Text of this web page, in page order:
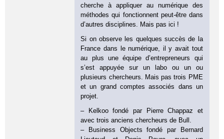
cherche à appliquer au numérique des
méthodes qui fonctionnent peut-être dans
d’autres disciplines. Mais pas ici !
Si on observe les quelques succès de la
France dans le numérique, il y avait tout
au plus une équipe d’entrepreneurs qui
s’est appuyée sur un labo ou un ou
plusieurs chercheurs. Mais pas trois PME
et un grand comptes associés dans un
projet.
– Kelkoo fondé par Pierre Chappaz et
avec trois anciens chercheurs de Bull.
– Business Objects fondé par Bernard